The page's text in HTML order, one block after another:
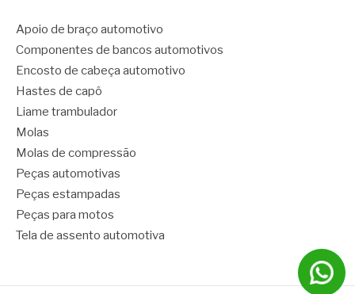
Apoio de braço automotivo
Componentes de bancos automotivos
Encosto de cabeça automotivo
Hastes de capô
Liame trambulador
Molas
Molas de compressão
Peças automotivas
Peças estampadas
Peças para motos
Tela de assento automotiva